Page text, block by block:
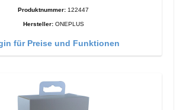
Produktnummer: 122447
Hersteller: ONEPLUS
für Preise und Funktionen